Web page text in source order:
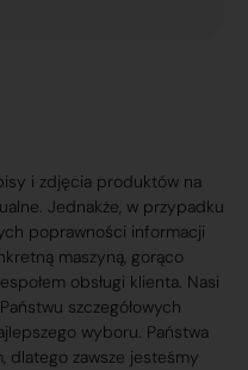
i zdjęcia produktów na
Jednakże, w przypadku
poprawności informacji
maszyną, gorąco
obsługi klienta. Nasi
szczegółowych
wyboru. Państwa
dlatego zawsze jesteśmy